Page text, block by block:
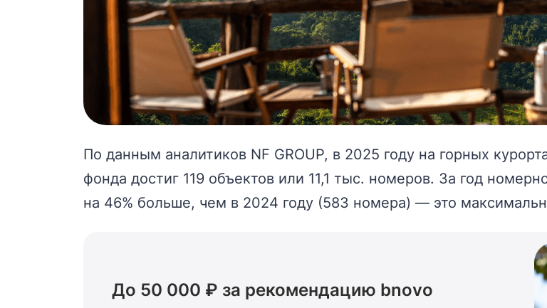
По данным аналитиков NF GROUP, в 2025 году на горных
фонда достиг 119 объектов или 11,1 тыс. номеров. За год
на 46% больше, чем в 2024 году (583 номера) — это
До 50 000 ₽ за рекомендацию bnovo